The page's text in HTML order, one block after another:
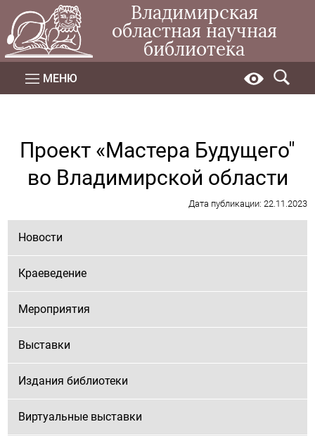
Владимирская
областная научная
библиотека
МЕНЮ
Проект «Мастера Будущего"
во Владимирской области
Дата публикации: 22.11.2023
Новости
Краеведение
Мероприятия
Выставки
Издания библиотеки
Виртуальные выставки